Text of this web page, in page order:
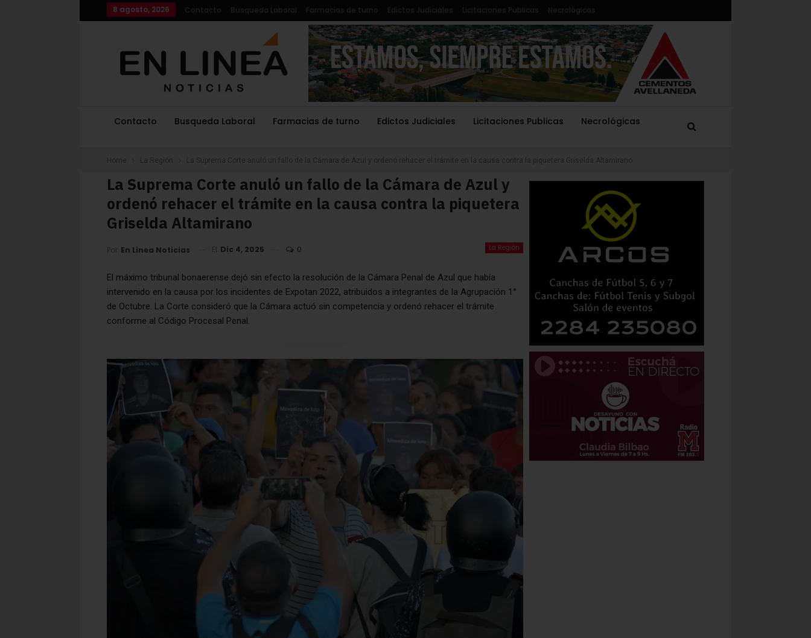
8 agosto, 2026 Contacto Busqueda Laboral Farmacias de turno Edictos Judiciales Licitaciones Publicas Necrológicas
Contacto Busqueda Laboral Farmacias de turno Edictos Judiciales Licitaciones Publicas Necrológicas
Home La Región La Suprema Corte anuló un fallo de la Cámara de Azul y ordenó rehacer el trámite en la causa contra la piquetera Griselda Altamirano
La Suprema Corte anuló un fallo de la Cámara de Azul y
ordenó rehacer el trámite en la causa contra la piquetera
Griselda Altamirano
La Región
Por En Linea Noticias El Dic 4, 2025 0
El máximo tribunal bonaerense dejó sin efecto la resolución de la Cámara Penal de Azul que había
intervenido en la causa por los incidentes de Expotan 2022, atribuidos a integrantes de la Agrupación 1°
de Octubre. La Corte consideró que la Cámara actuó sin competencia y ordenó rehacer el trámite
conforme al Código Procesal Penal.